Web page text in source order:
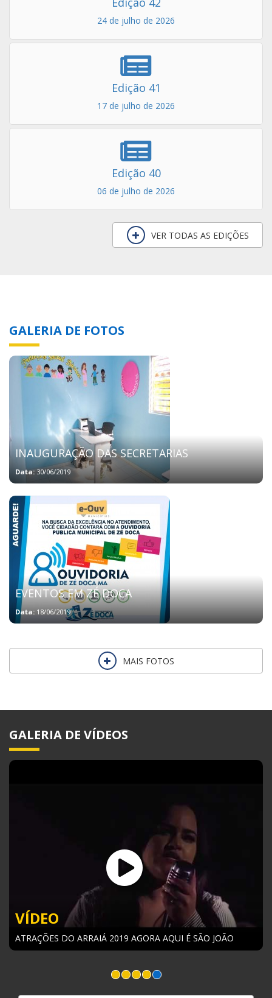
24 de julho de 2026
Edição 41
17 de julho de 2026
Edição 40
06 de julho de 2026
VER TODAS AS EDIÇÕES
GALERIA DE FOTOS
INAUGURAÇÃO DAS SECRETARIAS
Data: 30/06/2019
EVENTOS EM ZÉ DOCA
Data: 18/06/2019
MAIS FOTOS
GALERIA DE VÍDEOS
VÍDEO
TARIFA SOCIAL